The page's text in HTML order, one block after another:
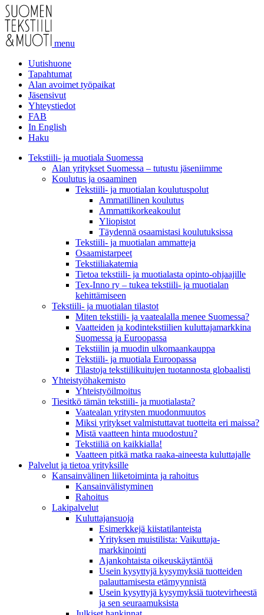
menu
Uutishuone
Tapahtumat
Alan avoimet työpaikat
Jäsensivut
Yhteystiedot
FAB
In English
Haku
Tekstiili- ja muotiala Suomessa
Alan yritykset Suomessa – tutustu jäseniimme
Koulutus ja osaaminen
Tekstiili- ja muotialan koulutuspolut
Ammatillinen koulutus
Ammattikorkeakoulut
Yliopistot
Täydennä osaamistasi koulutuksissa
Tekstiili- ja muotialan ammatteja
Osaamistarpeet
Tekstiiliakatemia
Tietoa tekstiili- ja muotialasta opinto-ohjaajille
Tex-Inno ry – tukea tekstiili- ja muotialan
kehittämiseen
Tekstiili- ja muotialan tilastot
Miten tekstiili- ja vaatealalla menee Suomessa?
Vaatteiden ja kodintekstiilien kuluttajamarkkina
Suomessa ja Euroopassa
Tekstiilin ja muodin ulkomaankauppa
Tekstiili- ja muotiala Euroopassa
Tilastoja tekstiilikuitujen tuotannosta globaalisti
Yhteistyö­hakemisto
Yhteistyöilmoitus
Tiesitkö tämän tekstiili- ja muotialasta?
Vaatealan yritysten muodonmuutos
Miksi yritykset valmistuttavat tuotteita eri maissa?
Mistä vaatteen hinta muodostuu?
Tekstiiliä on kaikkialla!
Vaatteen pitkä matka raaka-aineesta kuluttajalle
Palvelut ja tietoa yrityksille
Kansainvälinen liiketoiminta ja rahoitus
Kansain­välistyminen
Rahoitus
Lakipalvelut
Kuluttajansuoja
Esimerkkejä kiistatilanteista
Yrityksen muistilista: Vaikuttaja­
markkinointi
Ajankohtaista oikeuskäytäntöä
Usein kysyttyjä kysymyksiä tuotteiden
palauttamisesta etämyynnistä
Usein kysyttyjä kysymyksiä tuotevirheestä
ja sen seuraamuksista